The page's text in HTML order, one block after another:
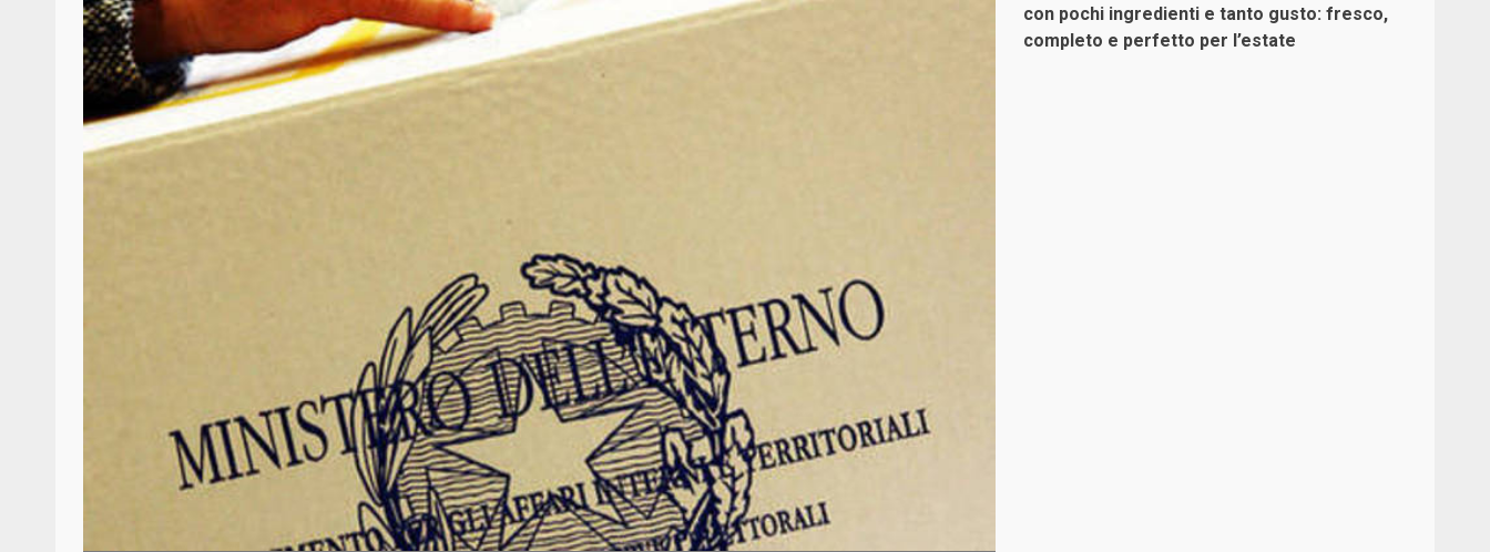
con pochi ingredienti e tanto gusto: fresco,
completo e perfetto per l’estate